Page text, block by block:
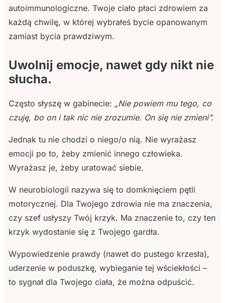
autoimmunologiczne. Twoje ciało płaci zdrowiem za
każdą chwilę, w której wybrałeś bycie opanowanym
zamiast bycia prawdziwym.
Uwolnij emocje, nawet gdy nikt nie
słucha.
Często słyszę w gabinecie: „Nie powiem mu tego, co
czuję, bo on i tak nic nie zrozumie. On się nie zmieni”.
Jednak tu nie chodzi o niego/o nią. Nie wyrażasz
emocji po to, żeby zmienić innego człowieka.
Wyrażasz je, żeby uratować siebie.
W neurobiologii nazywa się to domknięciem pętli
motorycznej. Dla Twojego zdrowia nie ma znaczenia,
czy szef usłyszy Twój krzyk. Ma znaczenie to, czy ten
krzyk wydostanie się z Twojego gardła.
Wypowiedzenie prawdy (nawet do pustego krzesła),
uderzenie w poduszkę, wybieganie tej wściekłości –
to sygnał dla Twojego ciała, że można odpuścić.